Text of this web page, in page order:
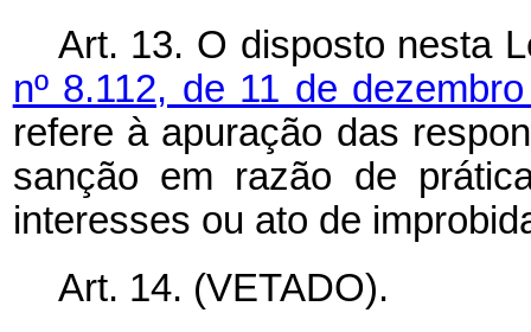
Art. 13. O disposto nesta
nº 8.112, de 11 de
refere à apuração das
sanção em razão de
interesses ou ato de
Art. 14. (VETADO).